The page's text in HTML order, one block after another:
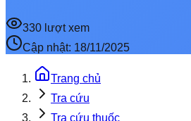
330 lượt xem
Cập nhật: 18/11/2025
Trang chủ
Tra cứu
Tra cứu thuốc